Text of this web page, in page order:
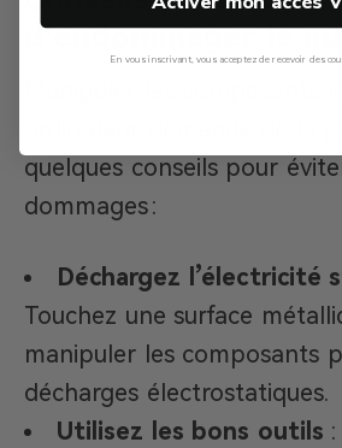
d’endommager le
quelques conseils pour
dommages :
Déchargez l’électricité
Touchez une surface
manipuler les composants
décharges électrostatiques.
Utilisez les bons outils
En vous inscrivant, vous acceptez de recevoir des